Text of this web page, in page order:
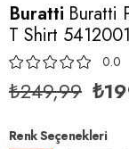
Buratti Buratti
T Shirt
0.0
₺249,99
Renk Seçenekleri